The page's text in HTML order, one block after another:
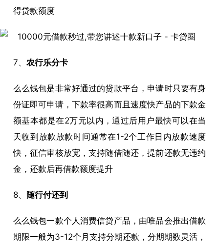
得贷款额度
7、 农行乐分卡
么么钱包是非常好通过的贷款平台，申请时只要有身
份证即可申请，下款率很高而且速度快产品的下款金
额基本都是在2万元以内，通过后用户最快可以在当
天收到放款放款时间通常在1-2个工作日内放款速度
快，征信审核放宽，支持随借随还，提前还款无违约
金，还款后再借款额度提升
8、 随行付还到
么么钱包一款个人消费信贷产品，由唯品会推出借款
期限一般为3-12个月支持分期还款，分期期数灵活，